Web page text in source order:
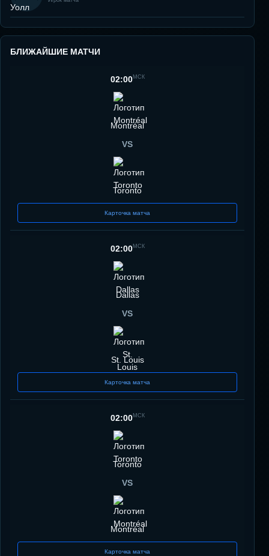
БЛИЖАЙШИЕ МАТЧИ
02:00МСК
Montréal
VS
Toronto
Карточка матча
02:00МСК
Dallas
VS
St. Louis
Карточка матча
02:00МСК
Toronto
VS
Montréal
Карточка матча